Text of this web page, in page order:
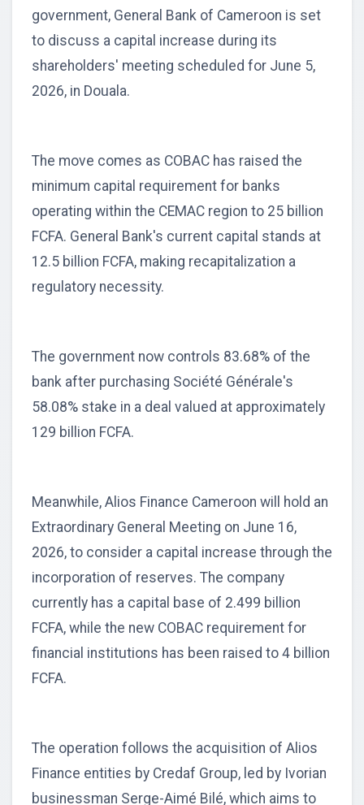
government, General Bank of Cameroon is set
to discuss a capital increase during its
shareholders' meeting scheduled for June 5,
2026, in Douala.
The move comes as COBAC has raised the
minimum capital requirement for banks
operating within the CEMAC region to 25 billion
FCFA. General Bank's current capital stands at
12.5 billion FCFA, making recapitalization a
regulatory necessity.
The government now controls 83.68% of the
bank after purchasing Société Générale's
58.08% stake in a deal valued at approximately
129 billion FCFA.
Meanwhile, Alios Finance Cameroon will hold an
Extraordinary General Meeting on June 16,
2026, to consider a capital increase through the
incorporation of reserves. The company
currently has a capital base of 2.499 billion
FCFA, while the new COBAC requirement for
financial institutions has been raised to 4 billion
FCFA.
The operation follows the acquisition of Alios
Finance entities by Credaf Group, led by Ivorian
businessman Serge-Aimé Bilé, which aims to